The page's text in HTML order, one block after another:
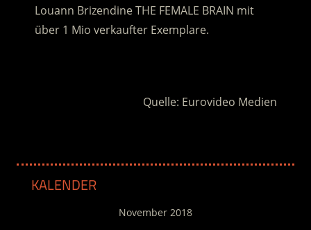
Louann Brizendine THE FEMALE BRAIN mit
über 1 Mio verkaufter Exemplare.
Quelle: Eurovideo Medien
KALENDER
November 2018